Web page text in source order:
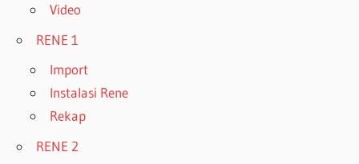
Video
RENE 1
Import
Instalasi Rene
Rekap
RENE 2